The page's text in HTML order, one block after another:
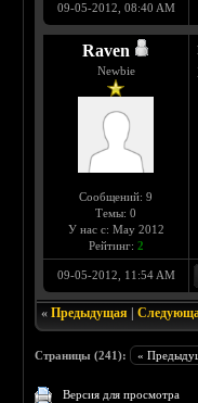
09-05-2012, 08:40 AM
Raven
Newbie
Сообщений: 9
Темы: 0
У нас с: May 2012
Рейтинг: 2
09-05-2012, 11:54 AM
«Предыдущая |
Страницы (241): «
Версия для просмотра